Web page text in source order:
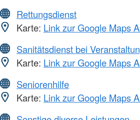
Rettungsdienst
Karte: Link zur Google Maps
Sanitätsdienst bei
Karte: Link zur Google Maps
Seniorenhilfe
Karte: Link zur Google Maps